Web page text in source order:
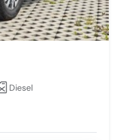
Diesel